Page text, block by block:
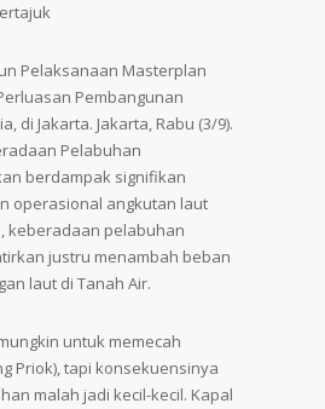
Pelaksanaan Masterplan
Pembangunan
di Jakarta. Jakarta, Rabu (3/9).
Pelabuhan
berdampak signifikan
operasional angkutan laut
keberadaan pelabuhan
justru menambah beban
laut di Tanah Air.
untuk memecah
Priok), tapi konsekuensinya
malah jadi kecil-kecil. Kapal